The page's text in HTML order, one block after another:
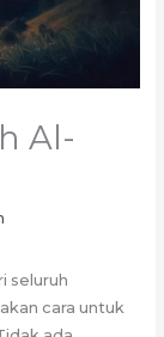
Al-
seluruh
cara untuk